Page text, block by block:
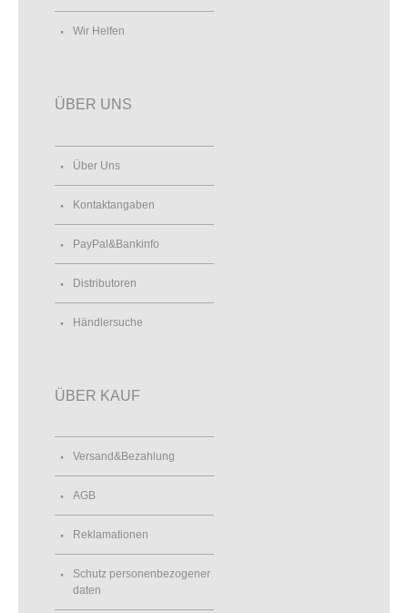
Wir Helfen
ÜBER UNS
Über Uns
Kontaktangaben
PayPal&Bankinfo
Distributoren
Händlersuche
ÜBER KAUF
Versand&Bezahlung
AGB
Reklamationen
Schutz personenbezogener
daten